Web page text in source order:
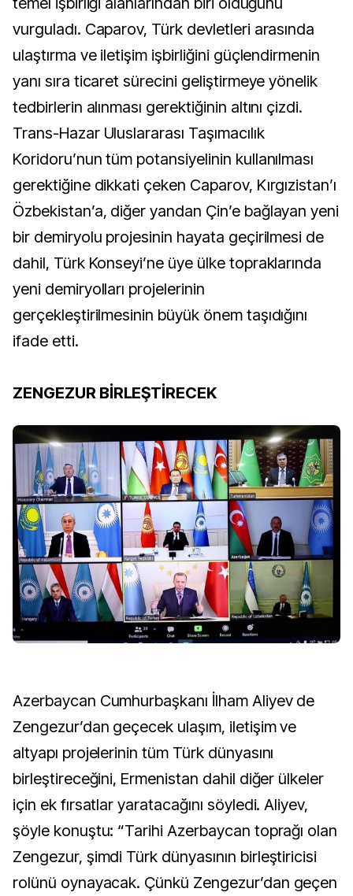
vurguladı. Caparov, Türk devletleri arasında
ulaştırma ve iletişim işbirliğini güçlendirmenin
yanı sıra ticaret sürecini geliştirmeye yönelik
tedbirlerin alınması gerektiğinin altını çizdi.
Trans-Hazar Uluslararası Taşımacılık
Koridoru’nun tüm potansiyelinin kullanılması
gerektiğine dikkati çeken Caparov, Kırgızistan’ı
Özbekistan’a, diğer yandan Çin’e bağlayan yeni
bir demiryolu projesinin hayata geçirilmesi de
dahil, Türk Konseyi’ne üye ülke topraklarında
yeni demiryolları projelerinin
gerçekleştirilmesinin büyük önem taşıdığını
ifade etti.
ZENGEZUR BİRLEŞTİRECEK
Azerbaycan Cumhurbaşkanı İlham Aliyev de
Zengezur’dan geçecek ulaşım, iletişim ve
altyapı projelerinin tüm Türk dünyasını
birleştireceğini, Ermenistan dahil diğer ülkeler
için ek fırsatlar yaratacağını söyledi. Aliyev,
şöyle konuştu: “Tarihi Azerbaycan toprağı olan
Zengezur, şimdi Türk dünyasının birleştiricisi
rolünü oynayacak. Çünkü Zengezur’dan geçen